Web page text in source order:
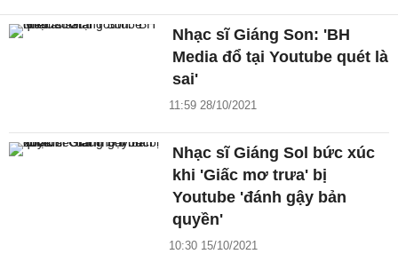
Nhạc sĩ Giáng Son: 'BH
Media đổ tại Youtube quét là
sai'
11:59 28/10/2021
Nhạc sĩ Giáng Sol bức xúc
khi 'Giấc mơ trưa' bị
Youtube 'đánh gậy bản
quyền'
10:30 15/10/2021